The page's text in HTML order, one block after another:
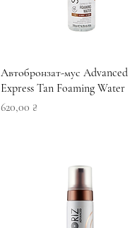
Швидкий перегляд
Автобронзат-мус Advanced
Express Tan Foaming Water
Ціна
620,00 ₴